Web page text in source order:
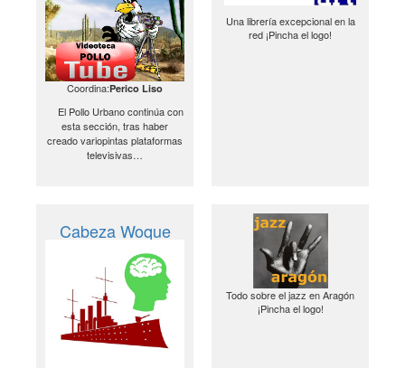
Coordina:Perico Liso
El Pollo Urbano continúa con
esta sección, tras haber
creado variopintas plataformas
televisivas…
Una librería excepcional en la
red ¡Pincha el logo!
Cabeza Woque
Todo sobre el jazz en Aragón
¡Pincha el logo!